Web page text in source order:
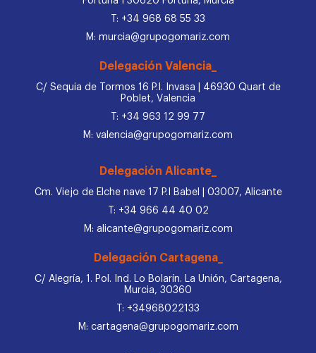
T: +34 968 68 55 33
M: murcia@grupogomariz.com
Delegación Valencia_
C/ Sequia de Tormos 16 P.I. Invasa | 46930 Quart de
Poblet, Valencia
T: +34 963 12 99 77
M: valencia@grupogomariz.com
Delegación Alicante_
Cm. Viejo de Elche nave 17 P.I Babel | 03007, Alicante
T: +34 966 44 40 02
M: alicante@grupogomariz.com
Delegación Cartagena_
C/ Alegría, 1. Pol. Ind. Lo Bolarín. La Unión, Cartagena,
Murcia, 30360
T: +34968022133
M: cartagena@grupogomariz.com